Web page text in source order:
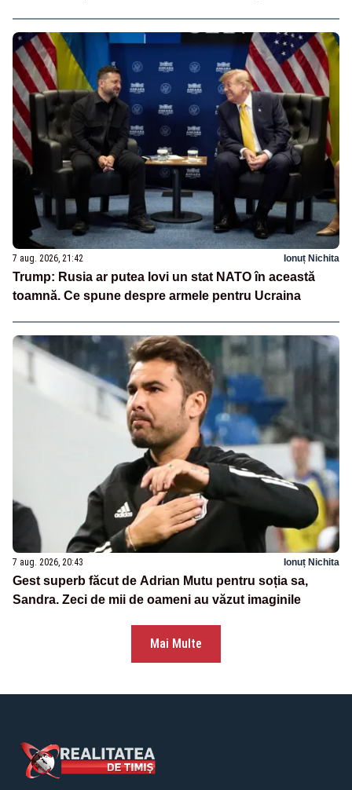
7 aug. 2026, 21:42 Ionuț Nichita
Trump: Rusia ar putea lovi un stat NATO în această
toamnă. Ce spune despre armele pentru Ucraina
7 aug. 2026, 20:43 Ionuț Nichita
Gest superb făcut de Adrian Mutu pentru soția sa,
Sandra. Zeci de mii de oameni au văzut imaginile
Mai Multe